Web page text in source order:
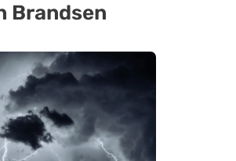
Brandsen